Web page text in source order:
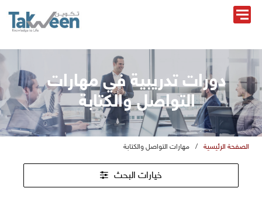
دورات تدريبية في مهارات
التواصل والكتابة
الصفحة الرئيسية / هارات التواصل والكتابة
خيارات البحث